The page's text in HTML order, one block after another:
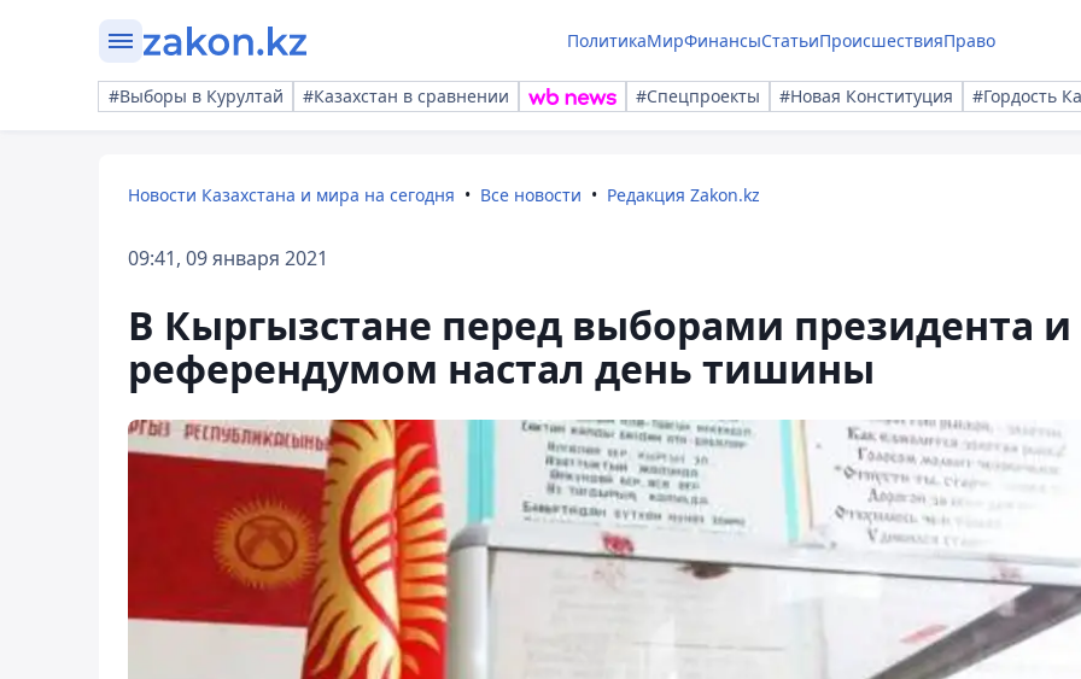
ПолитикаМирФинансыСтатьиПроисшествияПраво
#Выборы в Курултай #Казахстан в сравнении #Спецпроекты #Новая Конституция #Гордость
Новости Казахстана и мира на сегодня Все новости Редакция Zakon.kz
09:41, 09 января 2021
В Кыргызстане перед выборами президента и
референдумом настал день тишины